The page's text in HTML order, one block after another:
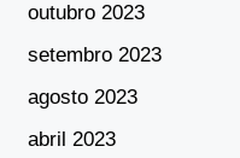
outubro 2023
setembro 2023
agosto 2023
abril 2023